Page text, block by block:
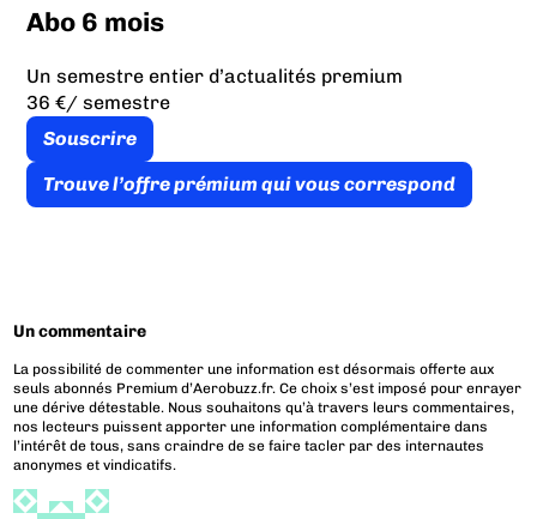
Abo 6 mois
Un semestre entier d’actualités premium
36 €/ semestre
Souscrire
Trouve l’offre prémium qui vous correspond
Un commentaire
La possibilité de commenter une information est désormais offerte aux
seuls abonnés Premium d’Aerobuzz.fr. Ce choix s’est imposé pour enrayer
une dérive détestable. Nous souhaitons qu’à travers leurs commentaires,
nos lecteurs puissent apporter une information complémentaire dans
l’intérêt de tous, sans craindre de se faire tacler par des internautes
anonymes et vindicatifs.